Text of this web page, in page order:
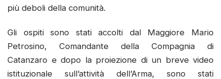
più deboli della comunità.
Gli ospiti sono stati accolti dal Maggiore Mario
Petrosino, Comandante della Compagnia di
Catanzaro e dopo la proiezione di un breve video
istituzionale sull’attività dell’Arma, sono stati